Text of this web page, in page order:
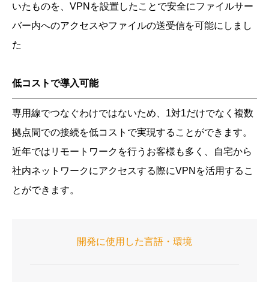
いたものを、VPNを設置したことで安全にファイルサー
バー内へのアクセスやファイルの送受信を可能にしまし
た
低コストで導入可能
専用線でつなぐわけではないため、1対1だけでなく複数
拠点間での接続を低コストで実現することができます。
近年ではリモートワークを行うお客様も多く、自宅から
社内ネットワークにアクセスする際にVPNを活用するこ
とができます。
開発に使用した言語・環境